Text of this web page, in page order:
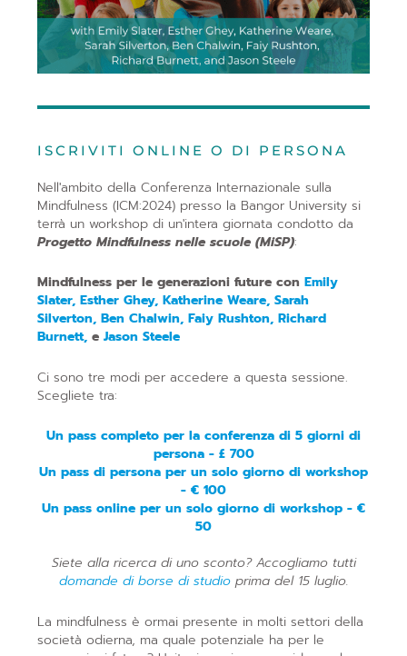
ISCRIVITI ONLINE O DI PERSONA
Nell'ambito della Conferenza Internazionale sulla
Mindfulness (ICM:2024) presso la Bangor University si
terrà un workshop di un'intera giornata condotto da
Progetto Mindfulness nelle scuole (MiSP):
Mindfulness per le generazioni future conEmily
Slater, Esther Ghey, Katherine Weare, Sarah
Silverton, Ben Chalwin, Faiy Rushton, Richard
Burnett, eJason Steele
Ci sono tre modi per accedere a questa sessione.
Scegliete tra:
Un pass completo per la conferenza di 5 giorni di
persona - £ 700
Un pass di persona per un solo giorno di workshop
- € 100
Un pass online per un solo giorno di workshop - €
50
Siete alla ricerca di uno sconto? Accogliamo tutti
domande di borse di studioprima del 15 luglio.
La mindfulness è ormai presente in molti settori della
società odierna, ma quale potenziale ha per le